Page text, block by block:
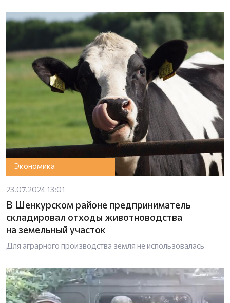
Экономика
23.07.2024 13:01
В Шенкурском районе предприниматель
складировал отходы животноводства
на земельный участок
Для аграрного производства земля не использовалась